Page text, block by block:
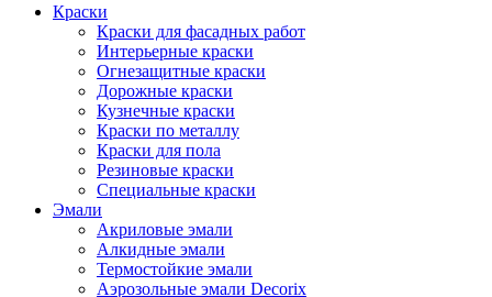
Краски
Краски для фасадных работ
Интерьерные краски
Огнезащитные краски
Дорожные краски
Кузнечные краски
Краски по металлу
Краски для пола
Резиновые краски
Специальные краски
Эмали
Акриловые эмали
Алкидные эмали
Термостойкие эмали
Аэрозольные эмали Decorix